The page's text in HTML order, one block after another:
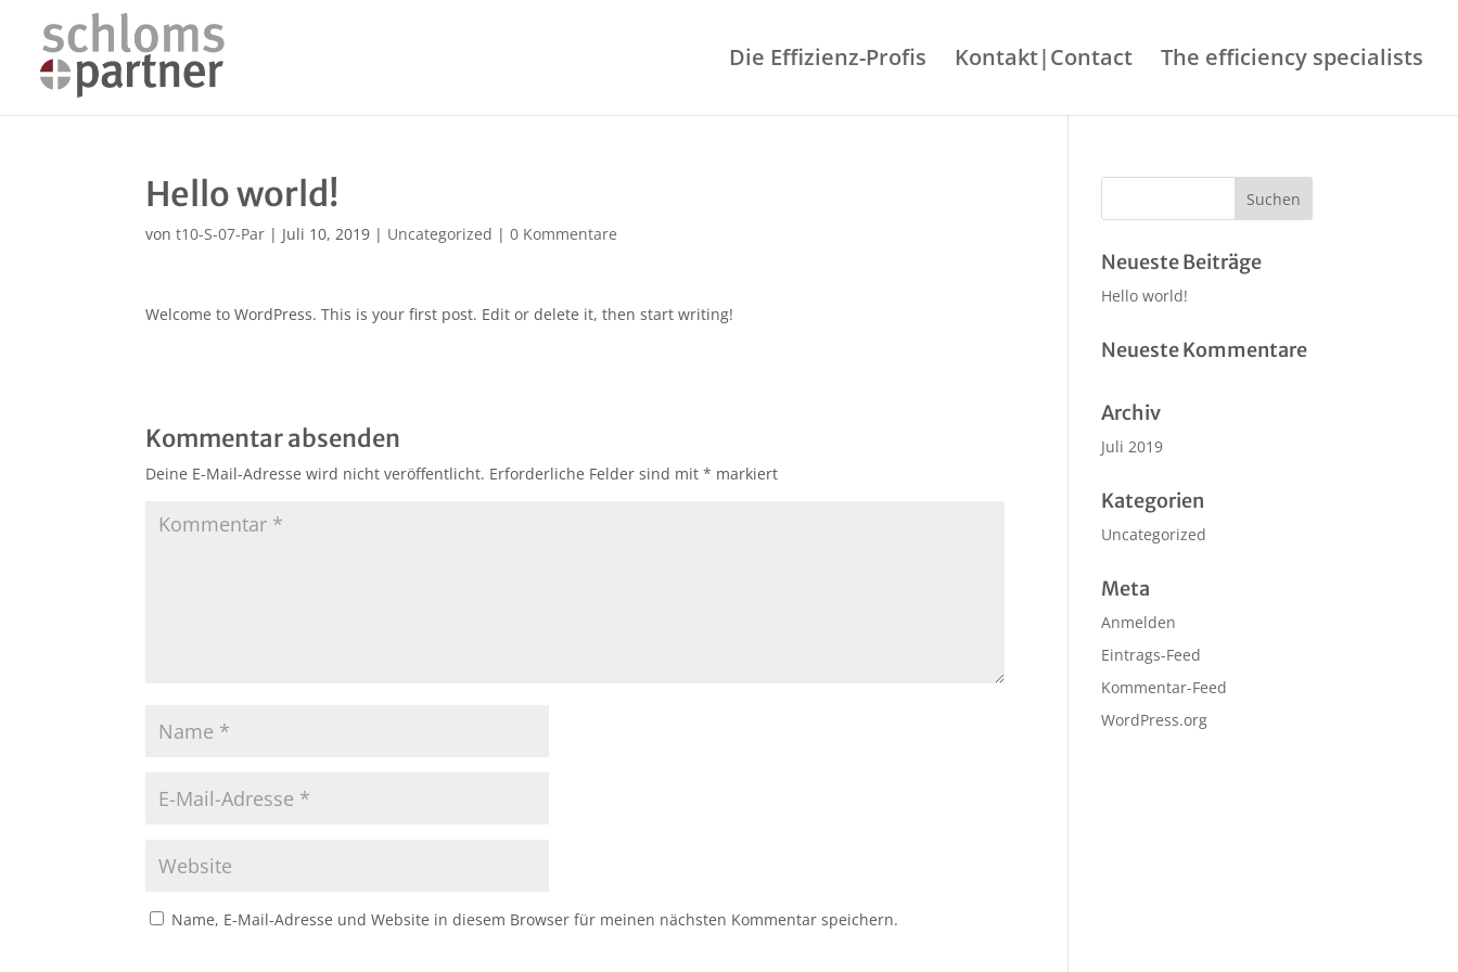
Die Effizienz-Profis Kontakt|Contact The efficiency specialists
Hello world!
vont10-S-07-Par | Juli 10, 2019 | Uncategorized |0 Kommentare
Welcome to WordPress. This is your first post. Edit or delete it, then start writing!
Kommentar absenden
Deine E-Mail-Adresse wird nicht veröffentlicht. Erforderliche Felder sind mit* markiert
Name, E-Mail-Adresse und Website in diesem Browser für meinen nächsten Kommentar speichern.
Neueste Beiträge
Hello world!
Neueste Kommentare
Archiv
Juli 2019
Kategorien
Uncategorized
Meta
Anmelden
Eintrags-Feed
Kommentar-Feed
WordPress.org